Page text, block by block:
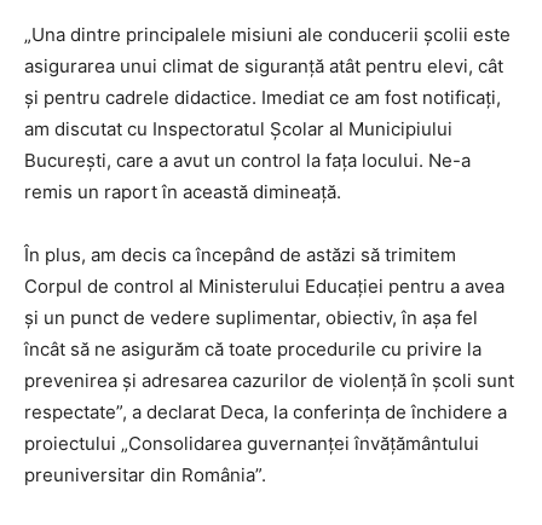
„Una dintre principalele misiuni ale conducerii şcolii este
asigurarea unui climat de siguranţă atât pentru elevi, cât
şi pentru cadrele didactice. Imediat ce am fost notificaţi,
am discutat cu Inspectoratul Şcolar al Municipiului
Bucureşti, care a avut un control la faţa locului. Ne-a
remis un raport în această dimineaţă.
În plus, am decis ca începând de astăzi să trimitem
Corpul de control al Ministerului Educaţiei pentru a avea
şi un punct de vedere suplimentar, obiectiv, în aşa fel
încât să ne asigurăm că toate procedurile cu privire la
prevenirea şi adresarea cazurilor de violenţă în şcoli sunt
respectate”, a declarat Deca, la conferinţa de închidere a
proiectului „Consolidarea guvernanţei învăţământului
preuniversitar din România”.